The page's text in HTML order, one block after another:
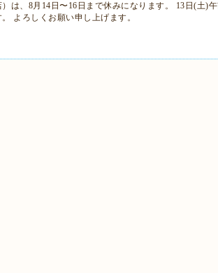
は、8月14日〜16日まで休みになります。 13日(土)
よろしくお願い申し上げます。